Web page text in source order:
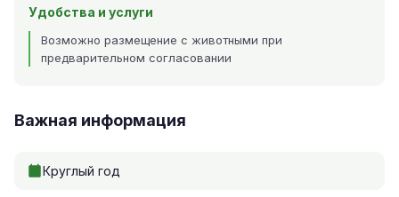
Удобства и услуги
Возможно размещение с животными при
предварительном согласовании
Важная информация
Круглый год